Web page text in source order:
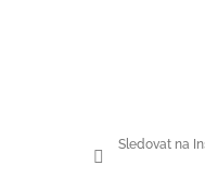
Sledovat na